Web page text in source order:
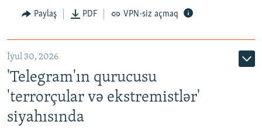
Paylaş PDF VPN-siz açmaq
İyul 30, 2026
'Telegram'ın qurucusu
'terrorçular və ekstremistlər'
siyahısında